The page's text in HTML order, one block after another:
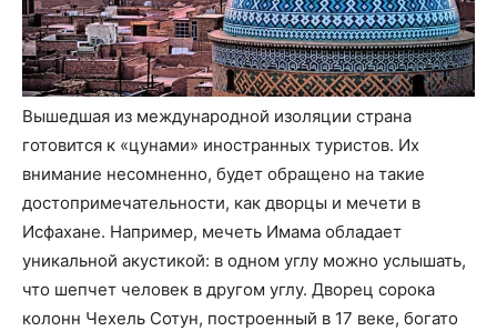
Вышедшая из международной изоляции страна
готовится к «цунами» иностранных туристов. Их
внимание несомненно, будет обращено на такие
достопримечательности, как дворцы и мечети в
Исфахане. Например, мечеть Имама обладает
уникальной акустикой: в одном углу можно услышать,
что шепчет человек в другом углу. Дворец сорока
колонн Чехель Сотун, построенный в 17 веке, богато